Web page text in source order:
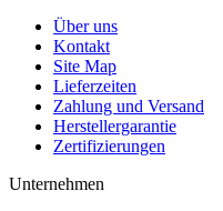
Über uns
Kontakt
Site Map
Lieferzeiten
Zahlung und Versand
Herstellergarantie
Zertifizierungen
Unternehmen